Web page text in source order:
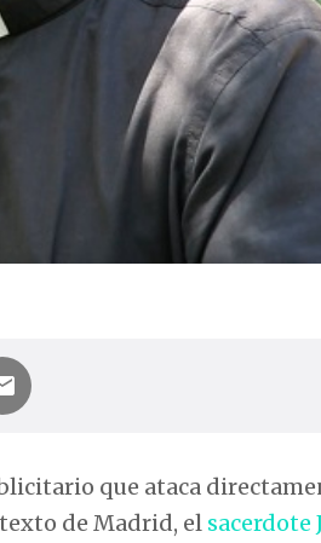
que ataca
de Madrid, el sacerdote